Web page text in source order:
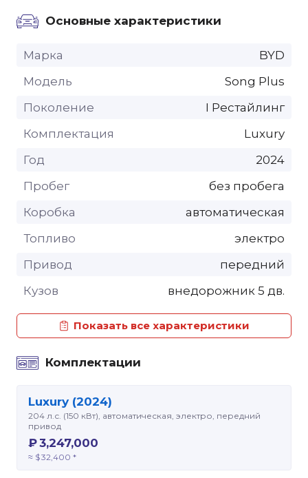
Основные характеристики
Марка
BYD
Модель
Song Plus
Поколение
I Рестайлинг
Комплектация
Luxury
Год
2024
Пробег
без пробега
Коробка
автоматическая
Топливо
электро
Привод
передний
Кузов
внедорожник 5 дв.
Показать все характеристики
Комплектации
Luxury (2024)
204 л.с. (150 кВт), автоматическая, электро, передний
привод
₽ 3,247,000
≈ $ 32,400 *